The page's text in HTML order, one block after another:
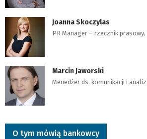
Joanna Skoczylas
PR Manager – rzecznik prasowy,
Marcin Jaworski
Menedżer ds. komunikacji i
O tym mówią bankowcy